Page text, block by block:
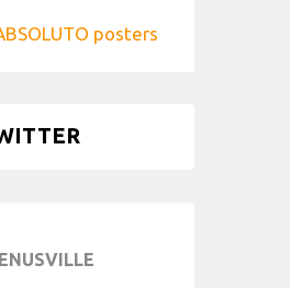
posters